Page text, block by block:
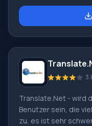
bietet an,
herunterzuladen. Die
Lernen des
wie es funktioniert
Translate.Net - wird
Benutzer sein, die
zu, es ist sehr